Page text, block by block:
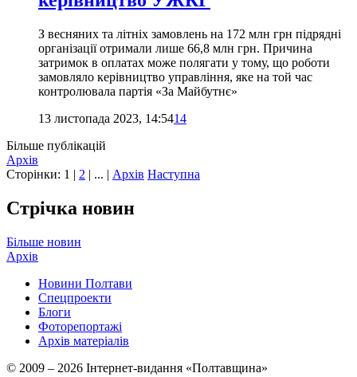
З весняних та літніх замовлень на 172 млн грн підрядні
організації отримали лише 66,8 млн грн. Причина
затримок в оплатах може полягати у тому, що роботи
замовляло керівництво управління, яке на той час
контролювала партія «За Майбутнє»
13 листопада 2023, 14:5414
Більше публікацій
Архів
Сторінки: 1 | 2 | ... | Архів Наступна
Стрічка новин
Більше новин
Архів
Новини Полтави
Спецпроекти
Блоги
Фоторепортажі
Архів матеріалів
© 2009 – 2026 Інтернет-видання «Полтавщина»